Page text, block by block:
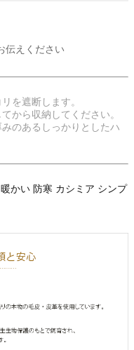
伝えください
を遮断します。
から収納してください。
のあるしっかりとしたハ
かい 防寒 カシミア シンプ